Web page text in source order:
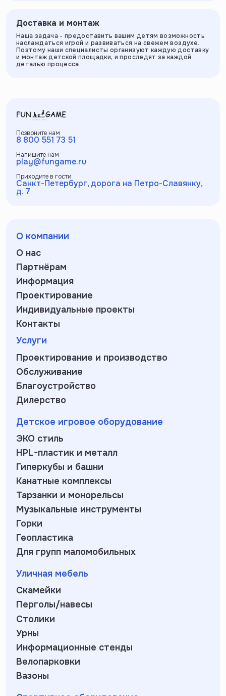
Доставка и монтаж
Наша задача - предоставить вашим детям возможность
наслаждаться игрой и развиваться на свежем воздухе.
Поэтому наши специалисты организуют каждую доставку
и монтаж детской площадки, и проследят за каждой
деталью процесса.
Позвоните нам
8 800 551 73 51
Напишите нам
play@fungame.ru
Приходите в гости
Санкт-Петербург, дорога на Петро-Славянку,
д. 7
О компании
О нас
Партнёрам
Информация
Проектирование
Индивидуальные проекты
Контакты
Услуги
Проектирование и производство
Обслуживание
Благоустройство
Дилерство
Детское игровое оборудование
ЭКО стиль
HPL-пластик и металл
Гиперкубы и башни
Канатные комплексы
Тарзанки и монорельсы
Музыкальные инструменты
Горки
Геопластика
Для групп маломобильных
Уличная мебель
Скамейки
Перголы/навесы
Столики
Урны
Информационные стенды
Велопарковки
Вазоны